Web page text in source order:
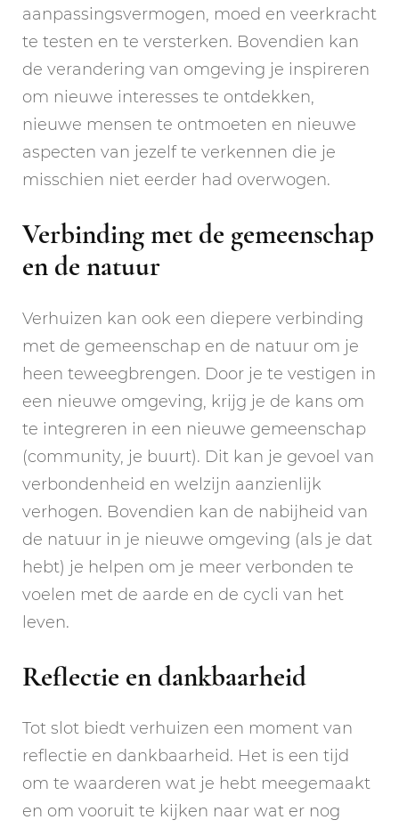
aanpassingsvermogen, moed en veerkracht
te testen en te versterken. Bovendien kan
de verandering van omgeving je inspireren
om nieuwe interesses te ontdekken,
nieuwe mensen te ontmoeten en nieuwe
aspecten van jezelf te verkennen die je
misschien niet eerder had overwogen.
Verbinding met de gemeenschap
en de natuur
Verhuizen kan ook een diepere verbinding
met de gemeenschap en de natuur om je
heen teweegbrengen. Door je te vestigen in
een nieuwe omgeving, krijg je de kans om
te integreren in een nieuwe gemeenschap
(community, je buurt). Dit kan je gevoel van
verbondenheid en welzijn aanzienlijk
verhogen. Bovendien kan de nabijheid van
de natuur in je nieuwe omgeving (als je dat
hebt) je helpen om je meer verbonden te
voelen met de aarde en de cycli van het
leven.
Reflectie en dankbaarheid
Tot slot biedt verhuizen een moment van
reflectie en dankbaarheid. Het is een tijd
om te waarderen wat je hebt meegemaakt
en om vooruit te kijken naar wat er nog